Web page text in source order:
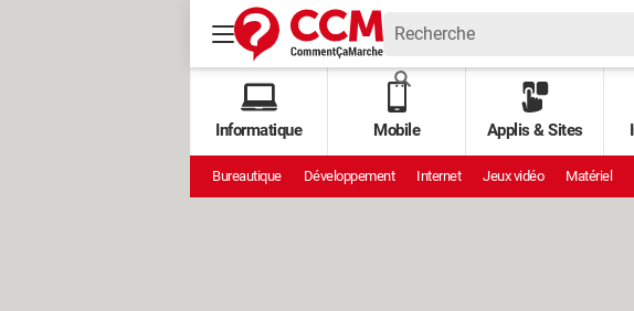
Informatique Mobile Applis & Sites
Bureautique Développement Internet Jeux vidéo Matériel